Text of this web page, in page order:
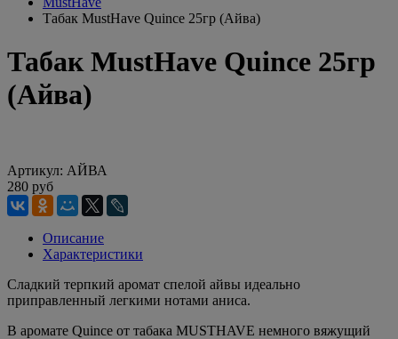
Табак MustHave Quince 25гр (Айва)
Табак MustHave Quince 25гр
(Айва)
Артикул: АЙВА
280 руб
Описание
Характеристики
Сладкий терпкий аромат спелой айвы идеально
приправленный легкими нотами аниса.
В аромате Quince от табака MUSTHAVE немного вяжущий